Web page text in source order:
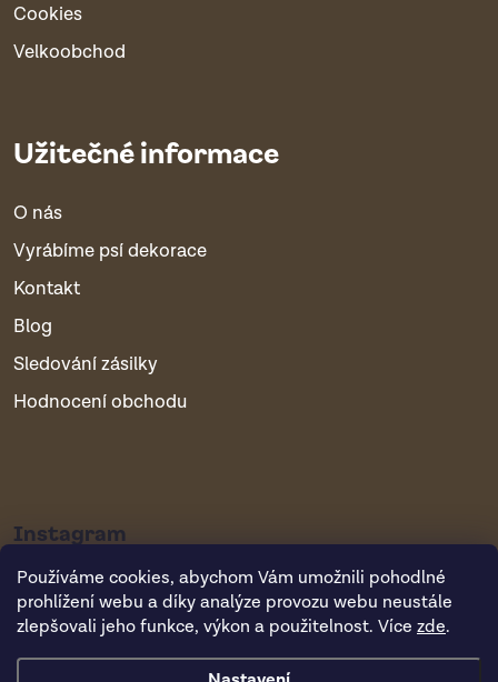
Používáme cookies, abychom Vám umožnili pohodlné
prohlížení webu a díky analýze provozu webu neustále
zlepšovali jeho funkce, výkon a použitelnost. Více zde.
Cookies
Velkoobchod
Užitečné informace
O nás
Vyrábíme psí dekorace
Kontakt
Blog
Sledování zásilky
Hodnocení obchodu
Instagram